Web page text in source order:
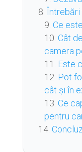
Ce
Cât
camera
Este
Pot
cât și în
Ce
pentru